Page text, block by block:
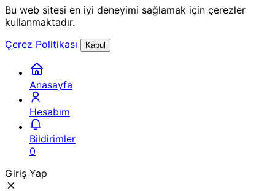
Bu web sitesi en iyi deneyimi sağlamak için çerezler
kullanmaktadır.
Çerez Politikası
Kabul
Anasayfa
Hesabım
Bildirimler
0
Giriş Yap